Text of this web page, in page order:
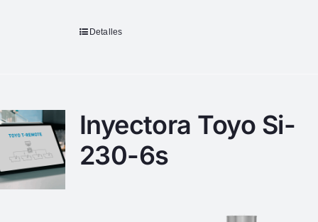
Detalles
Inyectora Toyo Si-
230-6s